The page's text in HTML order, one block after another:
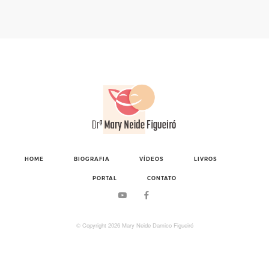
HOME BIOGRAFIA VÍDEOS LIVROS
PORTAL CONTATO
© Copyright 2026Mary Neide Damico Figueiró